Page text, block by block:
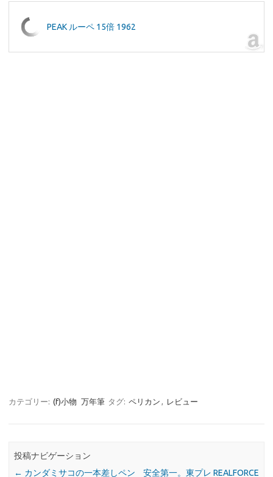
PEAK ルーペ 15倍 1962
カテゴリー: (f)小物 万年筆 タグ: ペリカン レビュー
投稿ナビゲーション
← カンダミサコの一本差しペン 安全第一。東プレ REALFORCE